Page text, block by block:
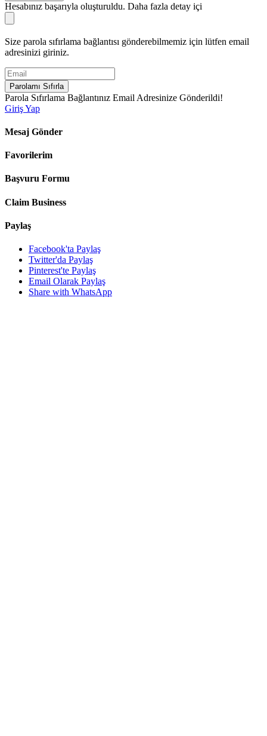
Hesabınız başarıyla oluşturuldu. Daha fazla detay içi
Size parola sıfırlama bağlantısı gönderebilmemiz için lütfen email
adresinizi giriniz.
Parolamı Sıfırla
Parola Sıfırlama Bağlantınız Email Adresinize Gönderildi!
Giriş Yap
Mesaj Gönder
Favorilerim
Başvuru Formu
Claim Business
Paylaş
Facebook'ta Paylaş
Twitter'da Paylaş
Pinterest'te Paylaş
Email Olarak Paylaş
Share with WhatsApp